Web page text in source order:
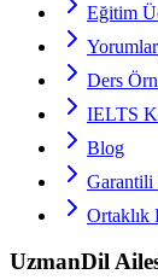
Eğitim
Yorumlar
Ders
IELTS
Blog
Ortaklık
UzmanDil